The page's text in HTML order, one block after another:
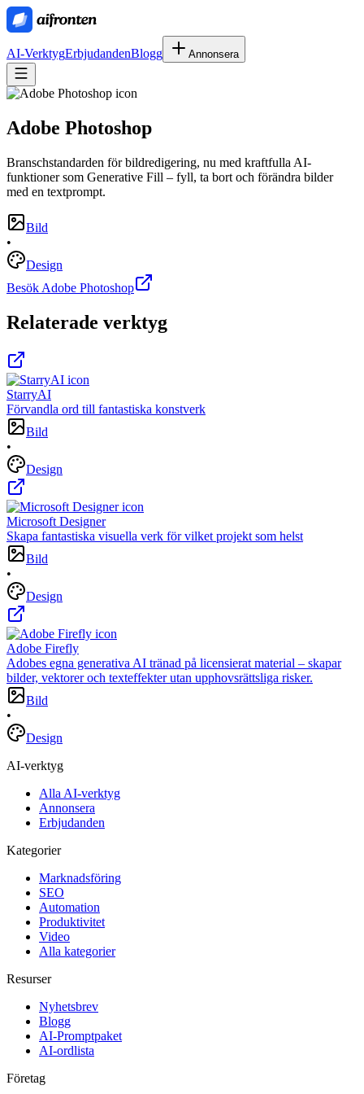
AI-VerktygErbjudandenBlogg Annonsera
Adobe Photoshop
Branschstandarden för bildredigering, nu med kraftfulla AI-
funktioner som Generative Fill – fyll, ta bort och förändra bilder
med en textprompt.
Bild
•
Design
Besök Adobe Photoshop
Relaterade verktyg
StarryAI
Förvandla ord till fantastiska konstverk
Bild
•
Design
Microsoft Designer
Skapa fantastiska visuella verk för vilket projekt som helst
Bild
•
Design
Adobe Firefly
Adobes egna generativa AI tränad på licensierat material – skapar
bilder, vektorer och texteffekter utan upphovsrättsliga risker.
Bild
•
Design
AI-verktyg
Alla AI-verktyg
Annonsera
Erbjudanden
Kategorier
Marknadsföring
SEO
Automation
Produktivitet
Video
Alla kategorier
Resurser
Nyhetsbrev
Blogg
AI-Promptpaket
AI-ordlista
Företag